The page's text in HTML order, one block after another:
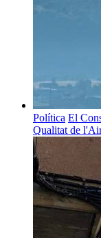
Política El
Qualitat de